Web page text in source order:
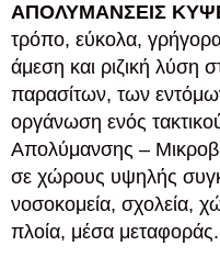
ΑΠΟΛΥΜΑΝΣΕΙΣ
τρόπο, εύκολα, γρήγορα
άμεση και ριζική λύση
παρασίτων, των
οργάνωση ενός
Απολύμανσης –
σε χώρους υψηλής
νοσοκομεία, σχολεία,
πλοία, μέσα μεταφοράς.